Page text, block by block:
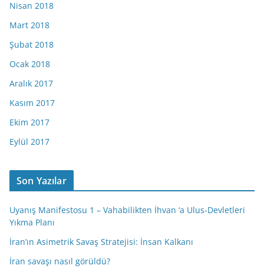
Nisan 2018
Mart 2018
Şubat 2018
Ocak 2018
Aralık 2017
Kasım 2017
Ekim 2017
Eylül 2017
Son Yazılar
Uyanış Manifestosu 1 – Vahabilikten İhvan ‘a Ulus-Devletleri
Yıkma Planı
İran’ın Asimetrik Savaş Stratejisi: İnsan Kalkanı
İran savaşı nasıl görüldü?